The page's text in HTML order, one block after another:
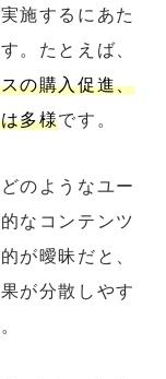
施するにあた
。たとえば、
の購入促進、
多様です。
のようなユー
なコンテンツ
が曖昧だと、
が分散しやす